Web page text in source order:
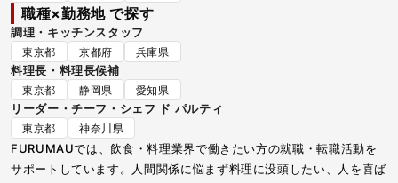
職種×勤務地 で探す
調理・キッチンスタッフ
東京都 京都府 兵庫県
料理長・料理長候補
東京都 静岡県 愛知県
リーダー・チーフ・シェフ ド パルティ
東京都 神奈川県
FURUMAUでは、飲食・料理業界で働きたい方の就職・転職活動を
サポートしています。人間関係に悩まず料理に没頭したい、人を喜ば